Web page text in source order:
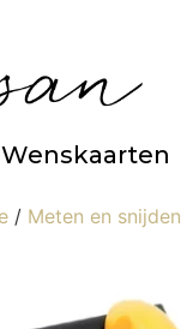
/ Meten en snijden